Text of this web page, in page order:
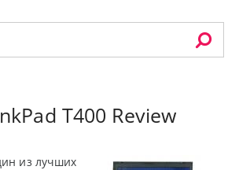
T400 Review
из лучших